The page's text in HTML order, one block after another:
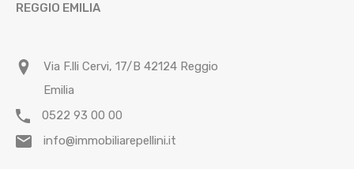
REGGIO EMILIA
Via F.lli Cervi, 17/B 42124 Reggio
Emilia
0522 93 00 00
info@immobiliarepellini.it